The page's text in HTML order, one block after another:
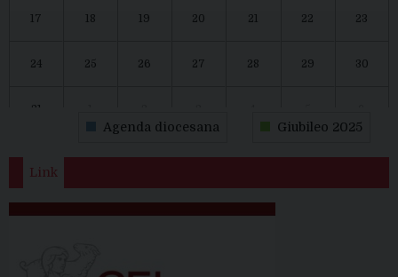
17 18 19 20 21 22 23
24 25 26 27 28 29 30
31
Agenda diocesana Giubileo 2025
Link